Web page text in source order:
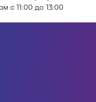
с 11:00 до 13:00